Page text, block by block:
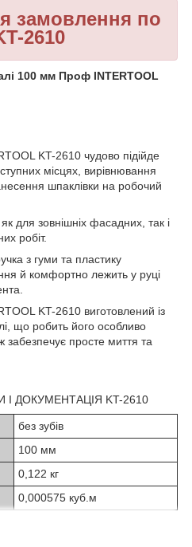
замовлення по
2610
100 мм Проф INTERTOOL
KT-2610 чудово підійде
місцях, вирівнювання
шпаклівки на робочий
для зовнішніх фасадних, так і
робіт.
з гуми та пластику
й комфортно лежить у руці
KT-2610 виготовлений із
що робить його особливо
забезпечує просте миття та
І ДОКУМЕНТАЦІЯ KT-2610
без зубів
100 мм
0,122 кг
0,000575 куб.м